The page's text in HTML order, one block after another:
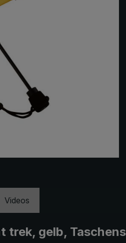
Videos
gelb,